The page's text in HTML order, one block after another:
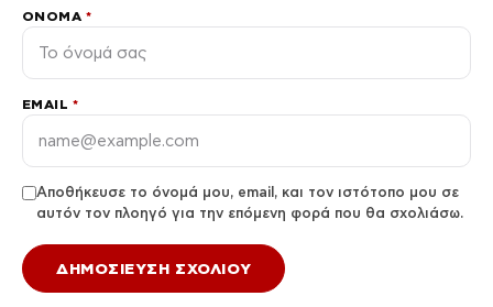
ΌΝΟΜΑ *
EMAIL *
Αποθήκευσε το όνομά μου, email, και τον ιστότοπο μου σε
αυτόν τον πλοηγό για την επόμενη φορά που θα σχολιάσω.